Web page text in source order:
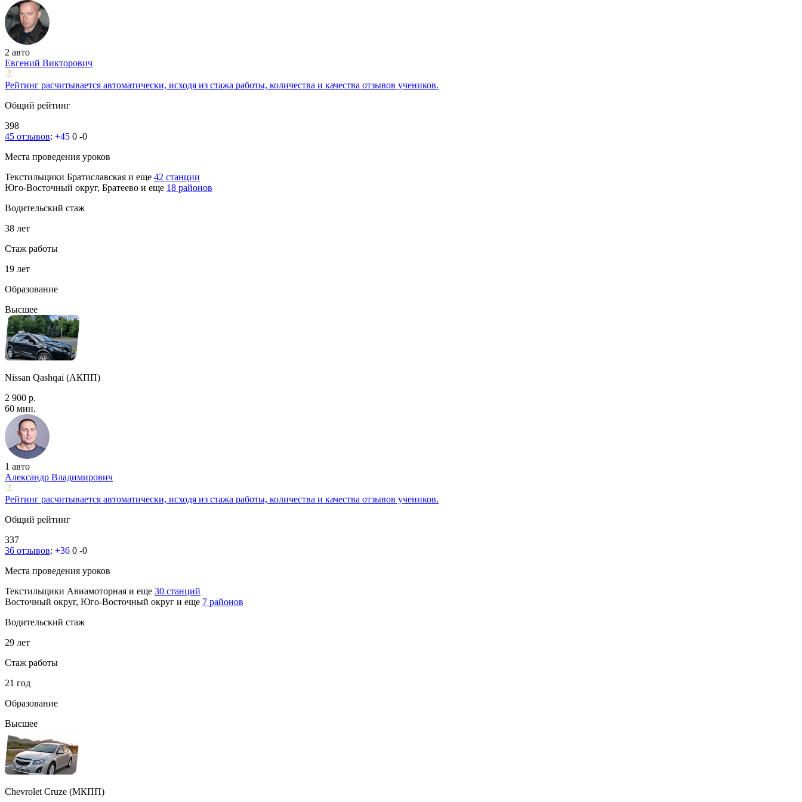
2 авто
Евгений Викторович
Рейтинг расчитывается автоматически, исходя из стажа работы, количества и качества отзывов учеников.
Общий рейтинг
398
45 отзывов: +45 0 -0
Места проведения уроков
Текстильщики Братиславская и еще 42 станции
Юго-Восточный округ, Братеево и еще 18 районов
Водительский стаж
38 лет
Стаж работы
19 лет
Образование
Высшее
Nissan Qashqai (АКПП)
2 900 р.
60 мин.
1 авто
Александр Владимирович
Рейтинг расчитывается автоматически, исходя из стажа работы, количества и качества отзывов учеников.
Общий рейтинг
337
36 отзывов: +36 0 -0
Места проведения уроков
Текстильщики Авиамоторная и еще 30 станций
Восточный округ, Юго-Восточный округ и еще 7 районов
Водительский стаж
29 лет
Стаж работы
21 год
Образование
Высшее
Chevrolet Cruze (МКПП)